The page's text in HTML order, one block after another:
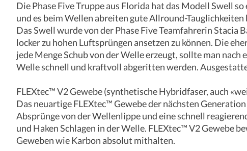
Die Phase Five Truppe aus Florida hat das Modell Swell
und es beim Wellen abreiten gute Allround-Tauglichkeiten
Das Swell wurde von der Phase Five Teamfahrerin
locker zu hohen Luftsprüngen ansetzen zu können. Die
jede Menge Schub von der Welle erzeugt, sollte man
Welle schnell und kraftvoll abgeritten werden.
FLEXtec™ V2 Gewebe (synthetische Hybridfaser, auch
Das neuartige FLEXtec™ Gewebe der nächsten
Absprünge von der Wellenlippe und eine schnell
und Haken Schlagen in der Welle. FLEXtec™ V2 Gewebe
Geweben wie Karbon absolut mithalten.